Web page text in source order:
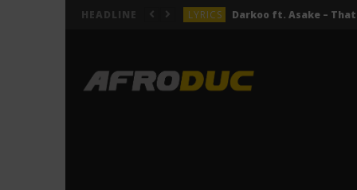
HEADLINE LYRICS
ACTUALITÉS